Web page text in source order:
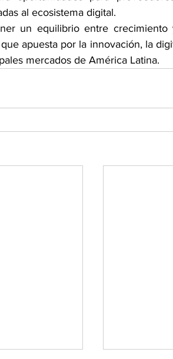
al ecosistema digital.
un equilibrio entre crecimiento
apuesta por la innovación, la
mercados de América Latina.